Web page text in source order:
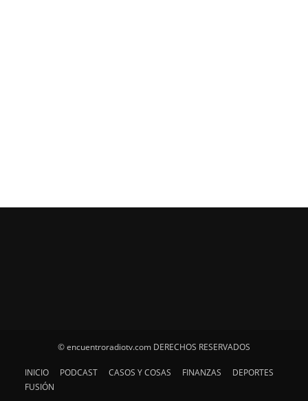
© encuentroradiotv.com DERECHOS RESERVADOS
INICIO PODCAST CASOS Y COSAS FINANZAS
DEPORTES
FUSIÓN